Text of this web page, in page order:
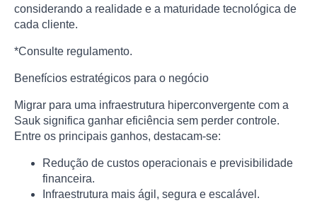
considerando a realidade e a maturidade tecnológica de
cada cliente.
*Consulte regulamento.
Benefícios estratégicos para o negócio
Migrar para uma infraestrutura hiperconvergente com a
Sauk significa ganhar eficiência sem perder controle.
Entre os principais ganhos, destacam-se:
Redução de custos operacionais e previsibilidade
financeira.
Infraestrutura mais ágil, segura e escalável.